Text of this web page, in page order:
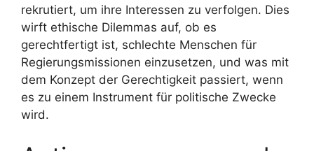
rekrutiert, um ihre Interessen zu verfolgen. Dies
wirft ethische Dilemmas auf, ob es
gerechtfertigt ist, schlechte Menschen für
Regierungsmissionen einzusetzen, und was mit
dem Konzept der Gerechtigkeit passiert, wenn
es zu einem Instrument für politische Zwecke
wird.